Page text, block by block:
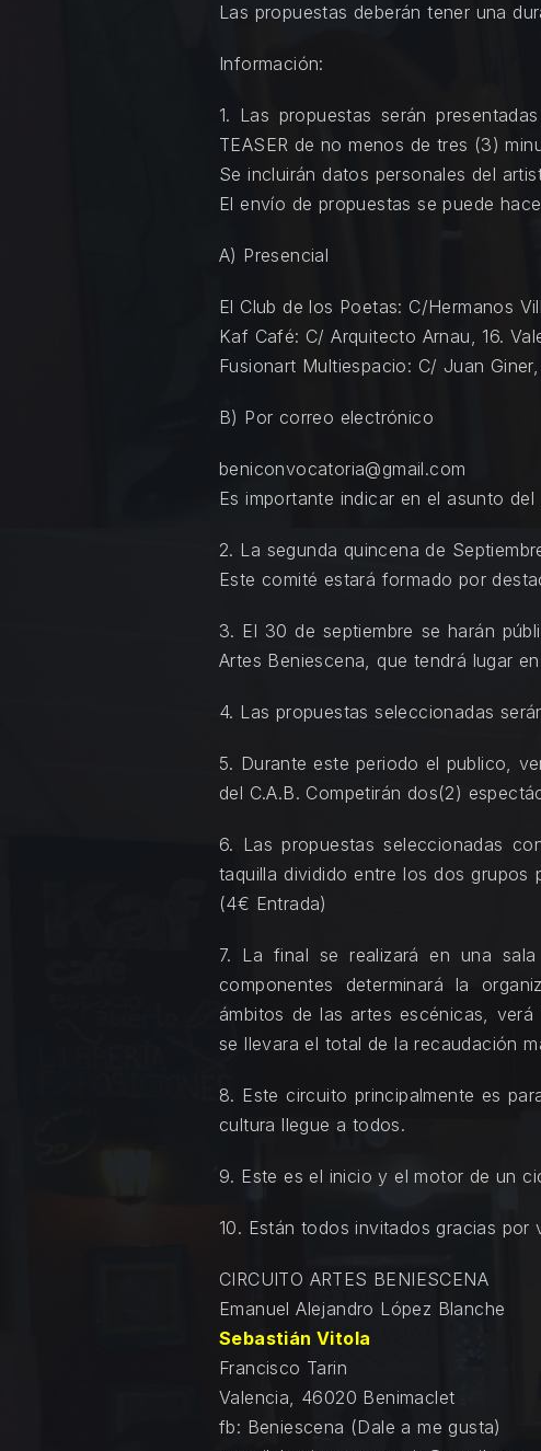
Las propuestas deberán tener una
Información:
1. Las propuestas serán
TEASER de no menos de tres (3)
Se incluirán datos personales del
El envío de propuestas se puede
A) Presencial
El Club de los Poetas: C/Hermanos
Kaf Café: C/ Arquitecto Arnau, 16.
Fusionart Multiespacio: C/ Juan
B) Por correo electrónico
beniconvocatoria@gmail.com
Es importante indicar en el asunto del
2. La segunda quincena de
Este comité estará formado por
3. El 30 de septiembre se harán
Artes Beniescena, que tendrá lugar
4. Las propuestas seleccionadas
5. Durante este periodo el publico,
del C.A.B. Competirán dos(2)
6. Las propuestas seleccionadas
taquilla dividido entre los dos grupos
(4€ Entrada)
7. La final se realizará en una
componentes determinará la
ámbitos de las artes escénicas,
se llevara el total de la recaudación
8. Este circuito principalmente es
cultura llegue a todos.
9. Este es el inicio y el motor de un
10. Están todos invitados gracias por
CIRCUITO ARTES BENIESCENA
Emanuel Alejandro López Blanche
Sebastián Vitola
Francisco Tarin
Valencia, 46020 Benimaclet
fb: Beniescena (Dale a me gusta)